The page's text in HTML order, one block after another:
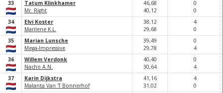
33
Tatum Klinkhamer
Mr. Right
46,68
40,12
0
0
34
Elvi Koster
Marilene K.L.
38,12
29,68
4
0
35
Marian Lunsche
Mega-Impressive
39,49
29,78
0
4
36
Willem Verdonk
Nacho A.N.
40,40
30,64
0
4
37
Karin Dijkstra
Malanta Van 'T Bonnerhof
41,16
31,02
4
0